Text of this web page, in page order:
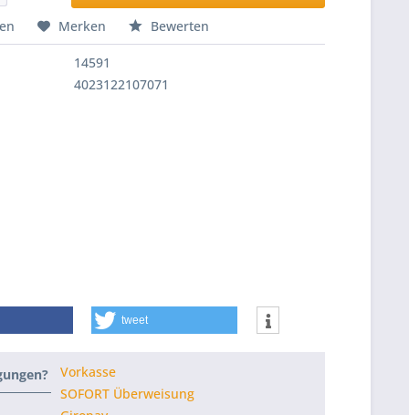
Merken Bewerten
14591
4023122107071
tweet
Vorkasse
SOFORT Überweisung